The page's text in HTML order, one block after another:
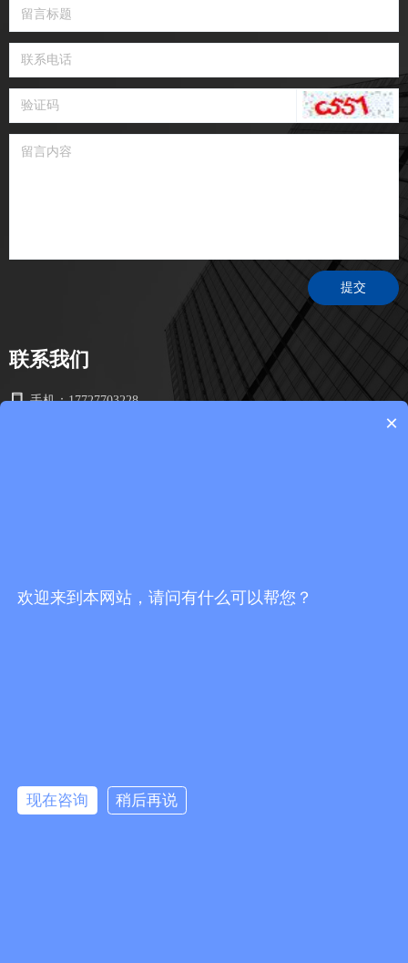
手机：17727703228
联系我们
提交
关注我们
微信公众号 客服微信
×
欢迎来到本网站，请问有什么可以帮您？
现在咨询 稍后再说